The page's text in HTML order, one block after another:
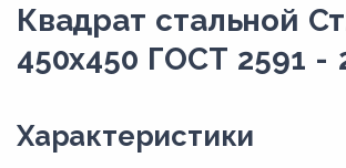
Квадрат стальной
450x450 ГОСТ 2591 -
Xарактеристики